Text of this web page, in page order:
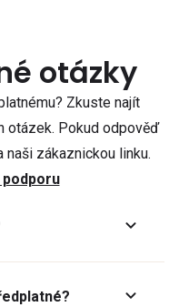
otázky
Zkuste najít
otázek. Pokud odpověď
zákaznickou linku.